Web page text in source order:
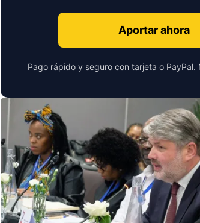
Aportar ahora
Pago rápido y seguro con tarjeta o PayPal.